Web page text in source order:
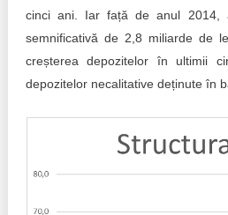
cinci ani. Iar față de anul 2014,
semnificativă de 2,8 miliarde de
creșterea depozitelor în ultimii
depozitelor necalitative deținute în